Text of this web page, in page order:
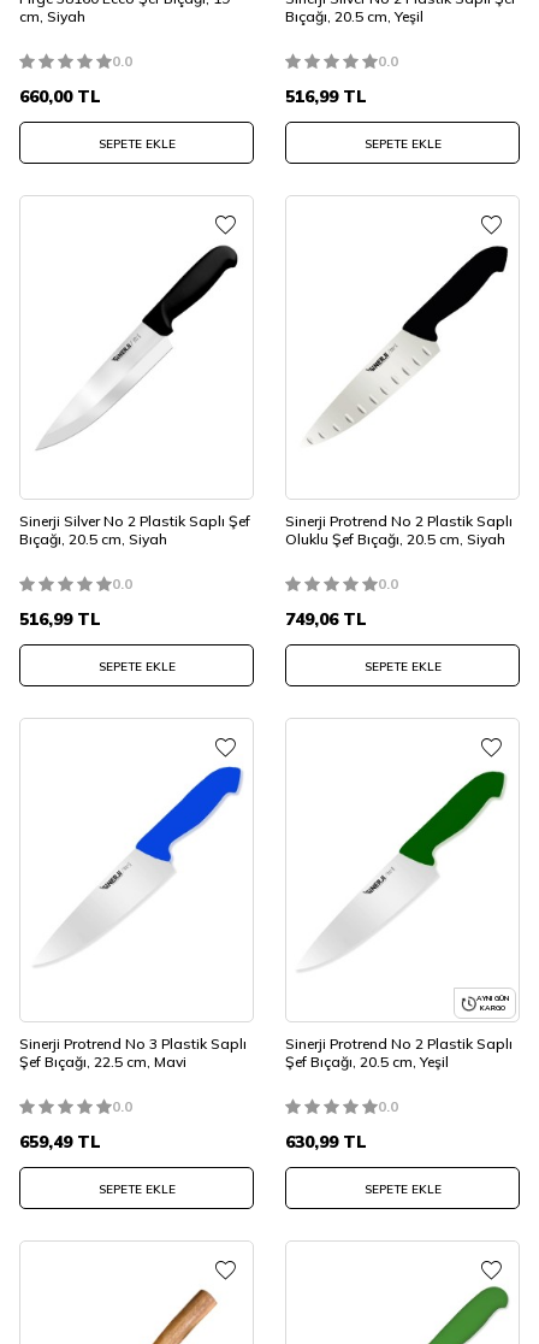
cm, Siyah
0.0
660,00TL
SEPETE EKLE
Bıçağı, 20.5 cm, Yeşil
0.0
516,99TL
SEPETE EKLE
Sinerji Silver No 2 Plastik Saplı Şef
Bıçağı, 20.5 cm, Siyah
0.0
516,99TL
SEPETE EKLE
Sinerji Protrend No 2 Plastik Saplı
Oluklu Şef Bıçağı, 20.5 cm, Siyah
0.0
749,06TL
SEPETE EKLE
Sinerji Protrend No 3 Plastik Saplı
Şef Bıçağı, 22.5 cm, Mavi
0.0
659,49TL
SEPETE EKLE
AYNI GÜN
KARGO
Sinerji Protrend No 2 Plastik Saplı
Şef Bıçağı, 20.5 cm, Yeşil
0.0
630,99TL
SEPETE EKLE